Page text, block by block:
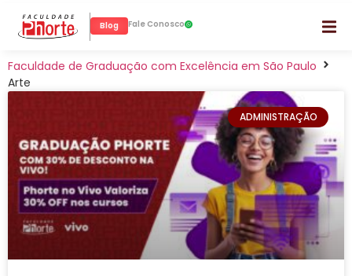
Blog Fale Conosco
Faculdade de Graduação com Excelência em São Paulo
Arte
ADMINISTRAÇÃO